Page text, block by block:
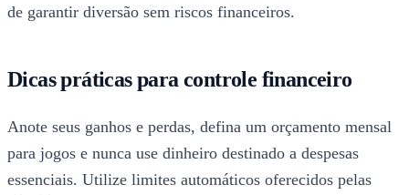
de garantir diversão sem riscos financeiros.
Dicas práticas para controle financeiro
Anote seus ganhos e perdas, defina um orçamento mensal
para jogos e nunca use dinheiro destinado a despesas
essenciais. Utilize limites automáticos oferecidos pelas